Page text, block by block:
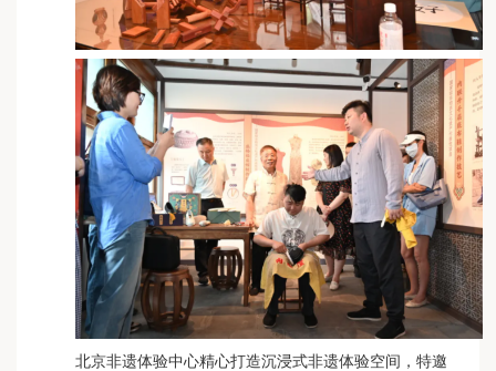
北京非遗体验中心精心打造沉浸式非遗体验空间，特邀